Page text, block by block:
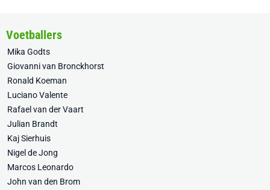
Voetballers
Mika Godts
Giovanni van Bronckhorst
Ronald Koeman
Luciano Valente
Rafael van der Vaart
Julian Brandt
Kaj Sierhuis
Nigel de Jong
Marcos Leonardo
John van den Brom